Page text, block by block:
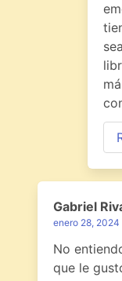
Gabriel
enero 28, 2024
No
que le